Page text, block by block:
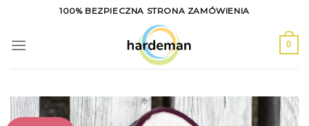
content
100% BEZPIECZNA STRONA ZAMÓWIENIA
0